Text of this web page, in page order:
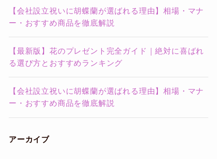
【会社設立祝いに胡蝶蘭が選ばれる理由】相場・マナ
ー・おすすめ商品を徹底解説
【最新版】花のプレゼント完全ガイド｜絶対に喜ばれ
る選び方とおすすめランキング
【会社設立祝いに胡蝶蘭が選ばれる理由】相場・マナ
ー・おすすめ商品を徹底解説
アーカイブ